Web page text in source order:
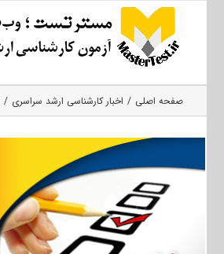
صفحه اصلی اخبار کارشناسی ارشد سراسری